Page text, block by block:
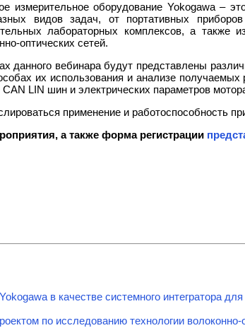
измерительное оборудование Yokogawa –
видов задач, от портативных
лабораторных комплексов, а также
оптических сетей.
данного вебинара будут представлены
их использования и анализе
LIN шин и электрических параметров
применение и работоспособность
а также форма регистрации
в качестве системного интегратора
по исследованию технологии